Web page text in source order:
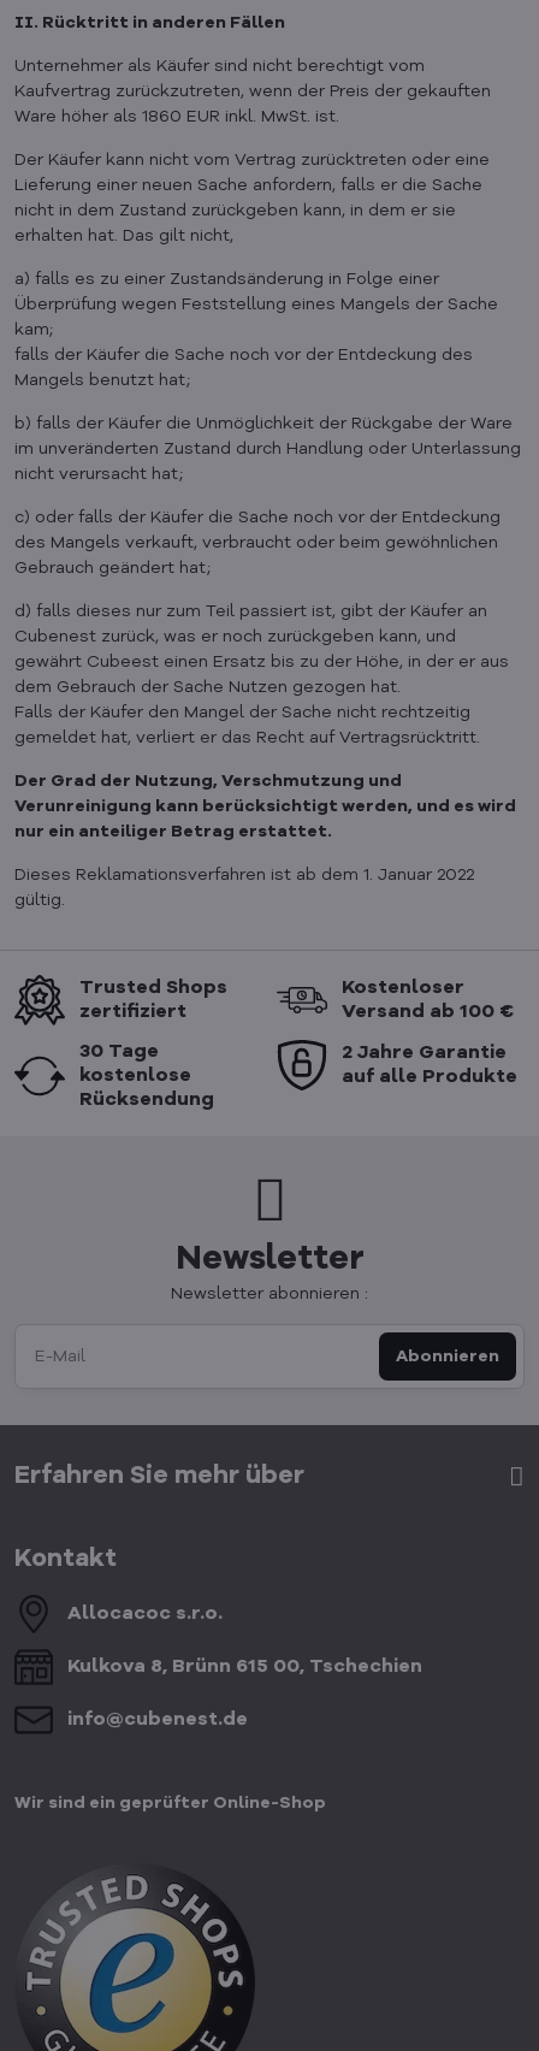
II. Rücktritt in anderen Fällen
Unternehmer als Käufer sind nicht berechtigt vom
Kaufvertrag zurückzutreten, wenn der Preis der gekauften
Ware höher als 1860 EUR inkl. MwSt. ist.
Der Käufer kann nicht vom Vertrag zurücktreten oder eine
Lieferung einer neuen Sache anfordern, falls er die Sache
nicht in dem Zustand zurückgeben kann, in dem er sie
erhalten hat. Das gilt nicht,
a) falls es zu einer Zustandsänderung in Folge einer
Überprüfung wegen Feststellung eines Mangels der Sache
kam;
falls der Käufer die Sache noch vor der Entdeckung des
Mangels benutzt hat;
b) falls der Käufer die Unmöglichkeit der Rückgabe der Ware
im unveränderten Zustand durch Handlung oder Unterlassung
nicht verursacht hat;
c) oder falls der Käufer die Sache noch vor der Entdeckung
des Mangels verkauft, verbraucht oder beim gewöhnlichen
Gebrauch geändert hat;
d) falls dieses nur zum Teil passiert ist, gibt der Käufer an
Cubenest zurück, was er noch zurückgeben kann, und
gewährt Cubeest einen Ersatz bis zu der Höhe, in der er aus
dem Gebrauch der Sache Nutzen gezogen hat.
Falls der Käufer den Mangel der Sache nicht rechtzeitig
gemeldet hat, verliert er das Recht auf Vertragsrücktritt.
Der Grad der Nutzung, Verschmutzung und
Verunreinigung kann berücksichtigt werden, und es wird
nur ein anteiliger Betrag erstattet.
Dieses Reklamationsverfahren ist ab dem 1. Januar 2022
gültig.
Trusted Shops
zertifiziert
Kostenloser
Versand ab 100 €
30 Tage
kostenlose
Rücksendung
2 Jahre Garantie
auf alle Produkte
Newsletter
Newsletter abonnieren :
Abonnieren
Erfahren Sie mehr über
Kontakt
Allocacoc s​.r​.o​.
Kulkova 8, Brünn 615 00, Tschechien
info​@cubenest​.de
Wir sind ein geprüfter Online-Shop